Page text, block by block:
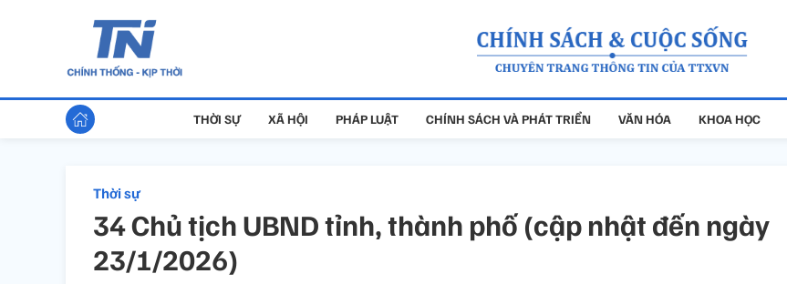
THỜI SỰ XÃ HỘI PHÁP LUẬT CHÍNH SÁCH VÀ PHÁT TRIỂN VĂN HÓA KHOA HỌC
Thời sự
34 Chủ tịch UBND tỉnh, thành phố (cập nhật đến ngày
23/1/2026)